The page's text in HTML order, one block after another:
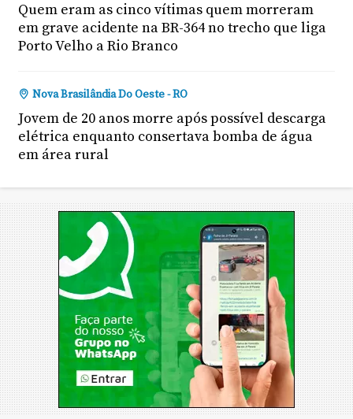
Quem eram as cinco vítimas quem morreram
em grave acidente na BR-364 no trecho que liga
Porto Velho a Rio Branco
Nova Brasilândia Do Oeste - RO
Jovem de 20 anos morre após possível descarga
elétrica enquanto consertava bomba de água
em área rural